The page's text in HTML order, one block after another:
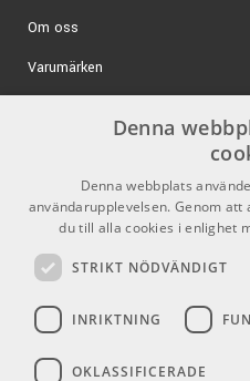
Om oss
Varumärken
Försäljningsvillkor
Inlogg för återförsäljare
Denna
Denna webbplats
användarupplevelsen. Genom
du till alla cookies i enlighet
STRIKT NÖDVÄNDIGT
INRIKTNING
OKLASSIFICERADE